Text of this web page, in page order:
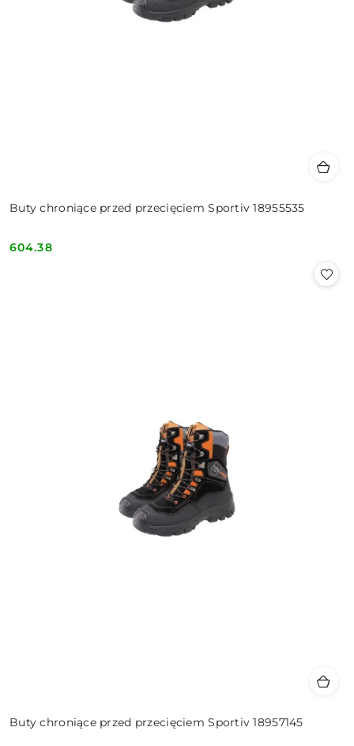
Buty chroniące przed przecięciem Sportiv 18955535
Cena:
604.38
Buty chroniące przed przecięciem Sportiv 18957145